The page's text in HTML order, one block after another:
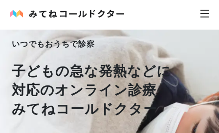
小児科
花粉症
いつでもおうちで診察
子どもの急な発熱などに
対応のオンライン診療
みてねコールドクター